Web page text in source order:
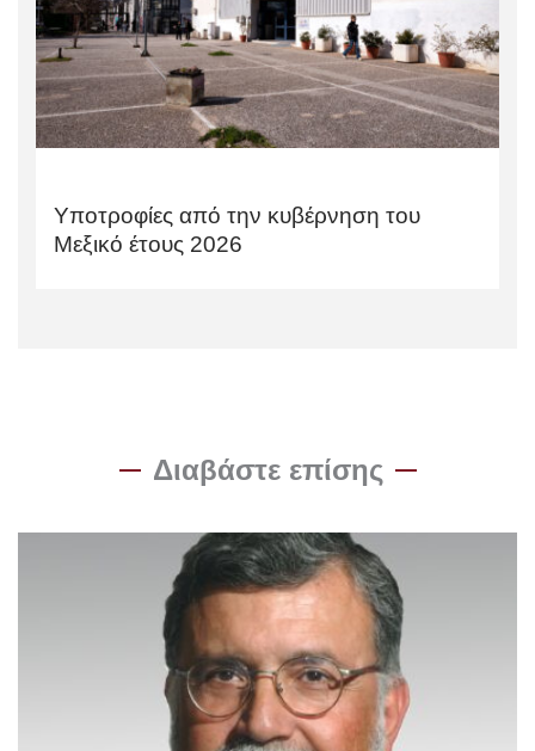
Υποτροφίες από την κυβέρνηση του
Μεξικό έτους 2026
Διαβάστε επίσης